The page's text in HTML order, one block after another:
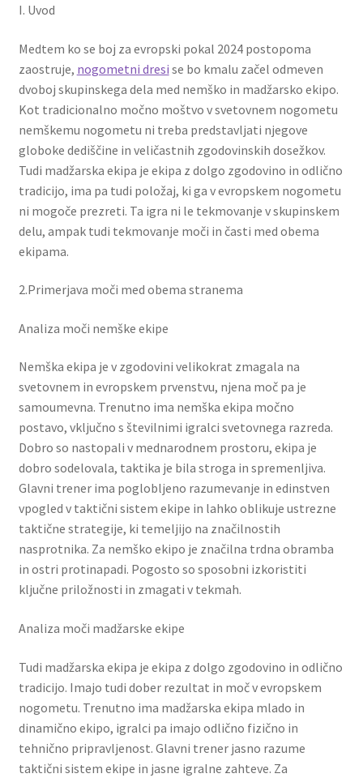
I. Uvod
Medtem ko se boj za evropski pokal 2024 postopoma
zaostruje, nogometni dresi se bo kmalu začel odmeven
dvoboj skupinskega dela med nemško in madžarsko ekipo.
Kot tradicionalno močno moštvo v svetovnem nogometu
nemškemu nogometu ni treba predstavljati njegove
globoke dediščine in veličastnih zgodovinskih dosežkov.
Tudi madžarska ekipa je ekipa z dolgo zgodovino in odlično
tradicijo, ima pa tudi položaj, ki ga v evropskem nogometu
ni mogoče prezreti. Ta igra ni le tekmovanje v skupinskem
delu, ampak tudi tekmovanje moči in časti med obema
ekipama.
2.Primerjava moči med obema stranema
Analiza moči nemške ekipe
Nemška ekipa je v zgodovini velikokrat zmagala na
svetovnem in evropskem prvenstvu, njena moč pa je
samoumevna. Trenutno ima nemška ekipa močno
postavo, vključno s številnimi igralci svetovnega razreda.
Dobro so nastopali v mednarodnem prostoru, ekipa je
dobro sodelovala, taktika je bila stroga in spremenljiva.
Glavni trener ima poglobljeno razumevanje in edinstven
vpogled v taktični sistem ekipe in lahko oblikuje ustrezne
taktične strategije, ki temeljijo na značilnostih
nasprotnika. Za nemško ekipo je značilna trdna obramba
in ostri protinapadi. ​​Pogosto so sposobni izkoristiti
ključne priložnosti in zmagati v tekmah.
Analiza moči madžarske ekipe
Tudi madžarska ekipa je ekipa z dolgo zgodovino in odlično
tradicijo. Imajo tudi dober rezultat in moč v evropskem
nogometu. Trenutno ima madžarska ekipa mlado in
dinamično ekipo, igralci pa imajo odlično fizično in
tehnično pripravljenost. Glavni trener jasno razume
taktični sistem ekipe in jasne igralne zahteve. Za